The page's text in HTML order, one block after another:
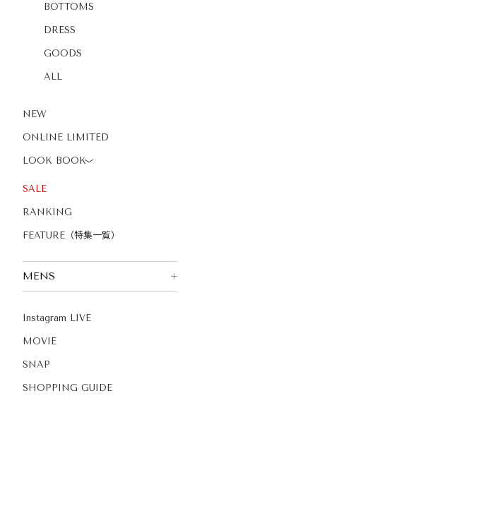
BOTTOMS
DRESS
GOODS
ALL
NEW
ONLINE LIMITED
LOOK BOOK〉
SALE
RANKING
FEATURE（特集一覧）
MENS
Instagram LIVE
MOVIE
SNAP
SHOPPING GUIDE